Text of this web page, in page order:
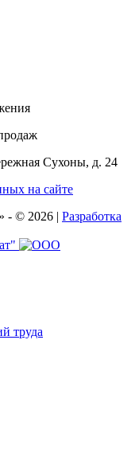
Сухоны, д. 24
на сайте
- © 2026 | Разработка
труда